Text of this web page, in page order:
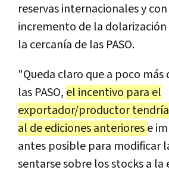
reservas internacionales y
incremento de la
la cercanía de las PASO.
"Queda claro que a poco más
las PASO, el incentivo para el
exportador/productor tendría
al de ediciones anteriorese
antes posible para modificar
sentarse sobre los stocks a la